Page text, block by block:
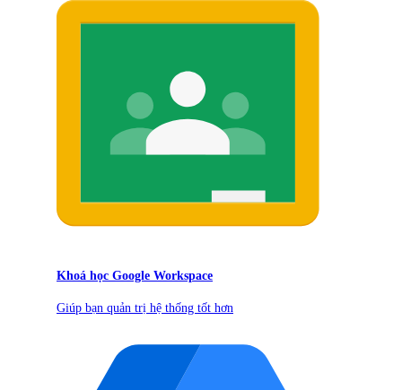
Khoá học Google Workspace
Giúp bạn quản trị hệ thống tốt hơn